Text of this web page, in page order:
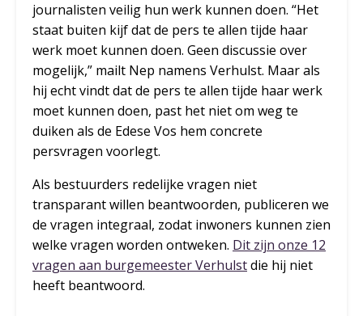
journalisten veilig hun werk kunnen doen. “Het
staat buiten kijf dat de pers te allen tijde haar
werk moet kunnen doen. Geen discussie over
mogelijk,” mailt Nep namens Verhulst. Maar als
hij echt vindt dat de pers te allen tijde haar werk
moet kunnen doen, past het niet om weg te
duiken als de Edese Vos hem concrete
persvragen voorlegt.
Als bestuurders redelijke vragen niet
transparant willen beantwoorden, publiceren we
de vragen integraal, zodat inwoners kunnen zien
welke vragen worden ontweken. Dit zijn onze 12
vragen aan burgemeester Verhulstdie hij niet
heeft beantwoord.